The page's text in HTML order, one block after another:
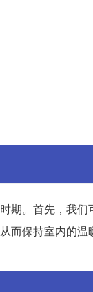
期。首先，我
而保持室内的